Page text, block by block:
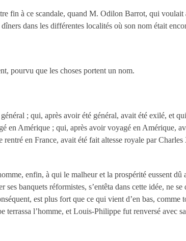
fin à ce scandale, quand M. Odilon Barrot, qui voulait
dans les différentes localités où son nom était
pourvu que les choses portent un nom.
; qui, après avoir été général, avait été exilé, et
en Amérique ; qui, après avoir voyagé en Amérique,
en France, avait été fait altesse royale par
enfin, à qui le malheur et la prospérité eussent dû
banquets réformistes, s’entêta dans cette idée, ne
est plus fort que ce qui vient d’en bas, comme
l’homme, et Louis-Philippe fut renversé avec